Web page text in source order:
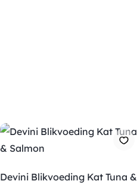
Devini Blikvoeding Kat Tuna &